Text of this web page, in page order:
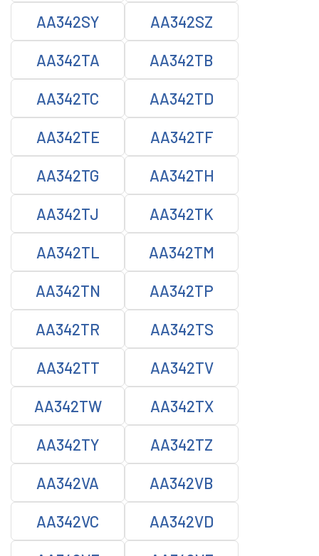
AA342SY AA342SZ
AA342TA AA342TB
AA342TC AA342TD
AA342TE AA342TF
AA342TG AA342TH
AA342TJ AA342TK
AA342TL AA342TM
AA342TN AA342TP
AA342TR AA342TS
AA342TT AA342TV
AA342TW AA342TX
AA342TY AA342TZ
AA342VA AA342VB
AA342VC AA342VD